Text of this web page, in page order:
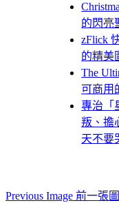
的閃亮
zFlick
的精美
The
可商用
專治「
叛、擔
天不
Previous Image 前一張圖